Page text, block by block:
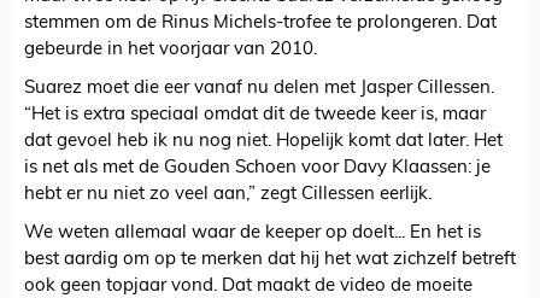
stemmen om de Rinus Michels-trofee te prolongeren. Dat
gebeurde in het voorjaar van 2010.
Suarez moet die eer vanaf nu delen met Jasper Cillessen.
“Het is extra speciaal omdat dit de tweede keer is, maar
dat gevoel heb ik nu nog niet. Hopelijk komt dat later. Het
is net als met de Gouden Schoen voor Davy Klaassen: je
hebt er nu niet zo veel aan,” zegt Cillessen eerlijk.
We weten allemaal waar de keeper op doelt... En het is
best aardig om op te merken dat hij het wat zichzelf betreft
ook geen topjaar vond. Dat maakt de video de moeite